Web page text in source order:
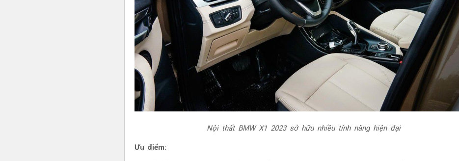
Nội thất BMW X1 2023 sở hữu nhiều tính năng hiện đại
Ưu điểm: